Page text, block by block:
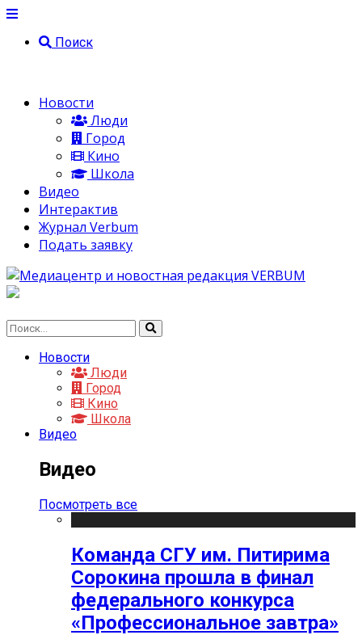
Поиск
Новости
Люди
Город
Кино
Школа
Видео
Интерактив
Журнал Verbum
Подать заявку
Новости
Люди
Город
Кино
Школа
Видео
Видео
Посмотреть все
Команда СГУ им. Питирима
Сорокина прошла в финал
федерального конкурса
«Профессиональное завтра»